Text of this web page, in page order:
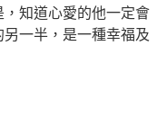
知道心愛的他一定會
一半，是一種幸福及